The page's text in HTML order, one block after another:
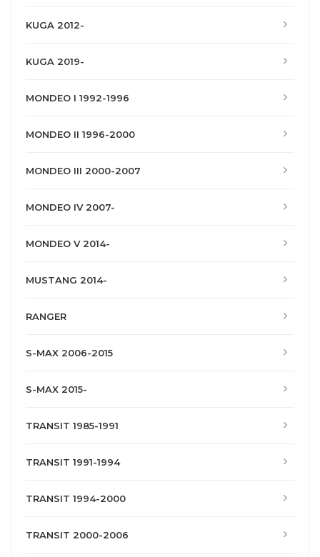
KUGA 2012-
KUGA 2019-
MONDEO I 1992-1996
MONDEO II 1996-2000
MONDEO III 2000-2007
MONDEO IV 2007-
MONDEO V 2014-
MUSTANG 2014-
RANGER
S-MAX 2006-2015
S-MAX 2015-
TRANSIT 1985-1991
TRANSIT 1991-1994
TRANSIT 1994-2000
TRANSIT 2000-2006